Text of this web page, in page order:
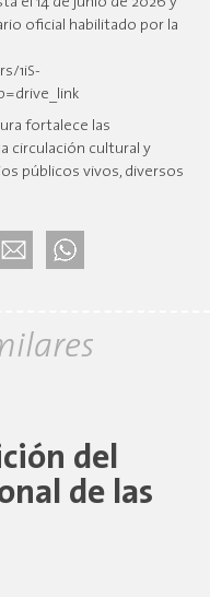
oficial habilitado por la
1iS-
fortalece las
circulación cultural y
públicos vivos, diversos
del
de las